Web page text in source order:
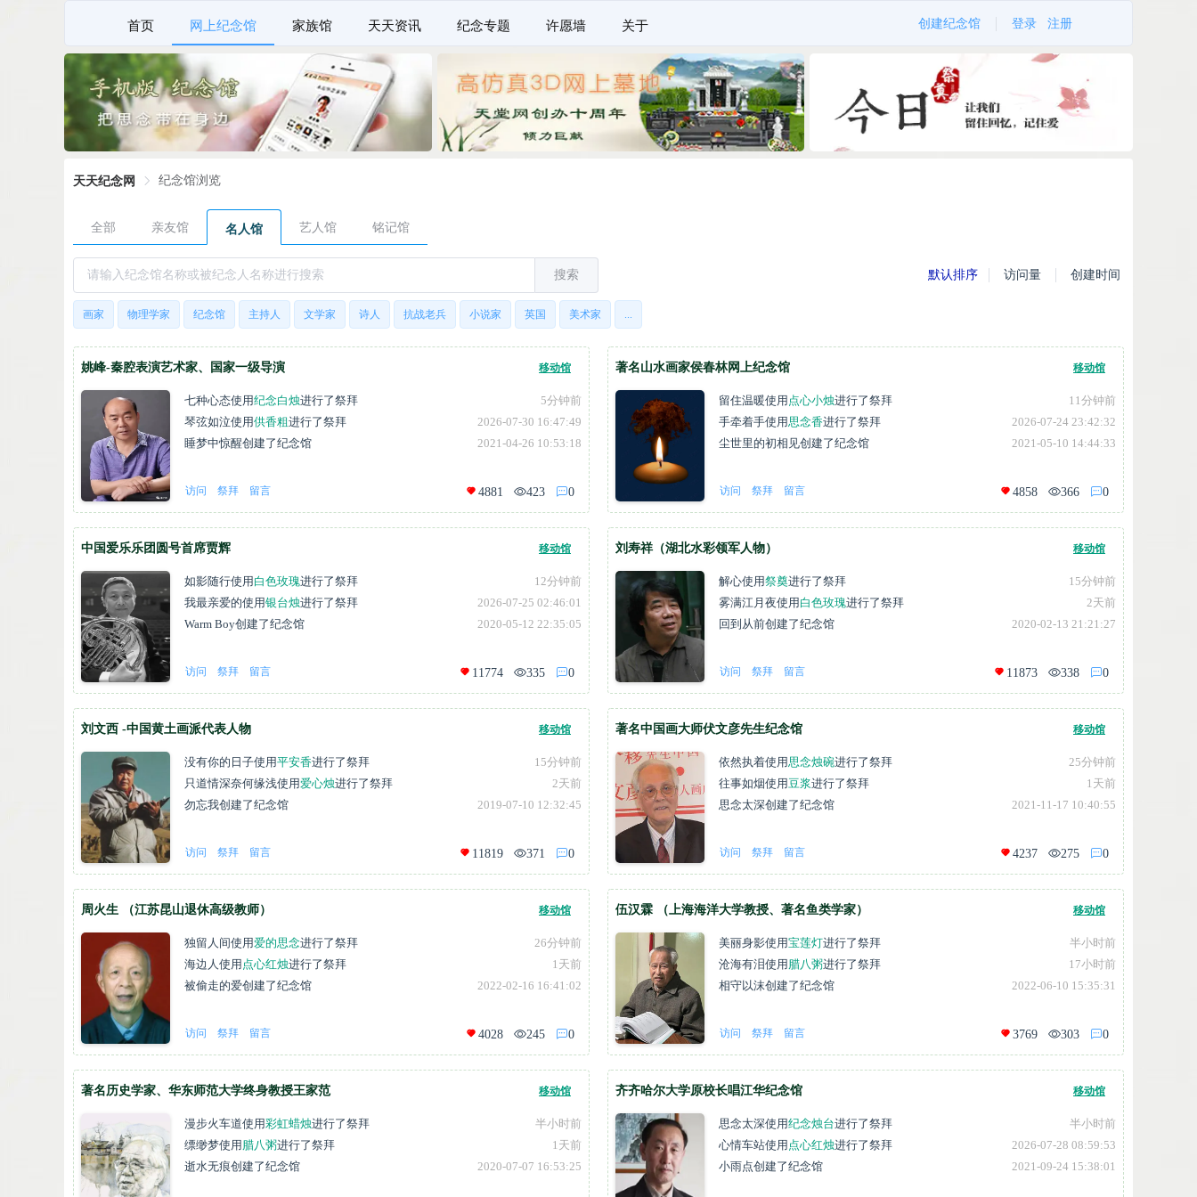
首页 网上纪念馆 家族馆 天天资讯 纪念专题 许愿墙 关于 创建纪念馆 登录 注册
天天纪念网 纪念馆浏览
全部 亲友馆 名人馆 艺人馆 铭记馆
搜索 默认排序 访问量 创建时间
画家 物理学家 纪念馆 主持人 文学家 诗人 抗战老兵 小说家 英国 美术家 ...
姚峰-秦腔表演艺术家、国家一级导演 移动馆
七种心态使用纪念白烛进行了祭拜
5分钟前
琴弦如泣使用供香粗进行了祭拜
2026-07-30 16:47:49
睡梦中惊醒创建了纪念馆 2021-04-26 10:53:18
访问 祭拜 留言 4881 423 0
著名山水画家侯春林网上纪念馆 移动馆
留住温暖使用 点心小烛进行了祭拜
11分钟前
手牵着手使用思念香进行了祭拜
2026-07-24 23:42:32
尘世里的初相见创建了纪念馆 2021-05-10 14:44:33
访问 祭拜 留言 4858 366 0
中国爱乐乐团圆号首席贾辉 移动馆
如影随行使用 白色玫瑰进行了祭拜
12分钟前
我最亲爱的使用银台烛进行了祭拜
2026-07-25 02:46:01
Warm Boy创建了纪念馆 2020-05-12 22:35:05
访问 祭拜 留言 11774 335 0
刘寿祥（湖北水彩领军人物） 移动馆
解心使用祭奠进行了祭拜
15分钟前
雾满江月夜使用 白色玫瑰进行了祭拜
2天前
回到从前创建了纪念馆 2020-02-13 21:21:27
访问 祭拜 留言 11873 338 0
刘文西 -中国黄土画派代表人物 移动馆
没有你的日子使用平安香进行了祭拜
15分钟前
只道情深奈何缘浅使用爱心烛进行了祭拜
2天前
勿忘我创建了纪念馆 2019-07-10 12:32:45
访问 祭拜 留言 11819 371 0
著名中国画大师伏文彦先生纪念馆 移动馆
依然执着使用思念烛碗进行了祭拜
25分钟前
往事如烟使用豆浆进行了祭拜
1天前
思念太深创建了纪念馆 2021-11-17 10:40:55
访问 祭拜 留言 4237 275 0
周火生 （江苏昆山退休高级教师） 移动馆
独留人间使用爱的思念进行了祭拜
26分钟前
海边人使用 点心红烛进行了祭拜
1天前
被偷走的爱创建了纪念馆 2022-02-16 16:41:02
访问 祭拜 留言 4028 245 0
伍汉霖 （上海海洋大学教授、著名鱼类学家） 移动馆
美丽身影使用宝莲灯进行了祭拜
半小时前
沧海有泪使用 腊八粥进行了祭拜
17小时前
相守以沫创建了纪念馆 2022-06-10 15:35:31
访问 祭拜 留言 3769 303 0
著名历史学家、华东师范大学终身教授王家范 移动馆
漫步火车道使用彩虹蜡烛进行了祭拜
半小时前
缥缈梦使用 腊八粥进行了祭拜
1天前
逝水无痕创建了纪念馆 2020-07-07 16:53:25
齐齐哈尔大学原校长唱江华纪念馆 移动馆
思念太深使用纪念烛台进行了祭拜
半小时前
心情车站使用 点心红烛进行了祭拜
2026-07-28 08:59:53
小雨点创建了纪念馆 2021-09-24 15:38:01